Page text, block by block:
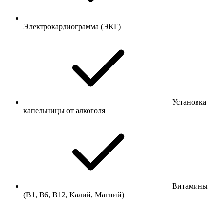
Электрокардиограмма (ЭКГ)
Установка
капельницы от алкоголя
Витамины
(В1, В6, В12, Калий, Магний)